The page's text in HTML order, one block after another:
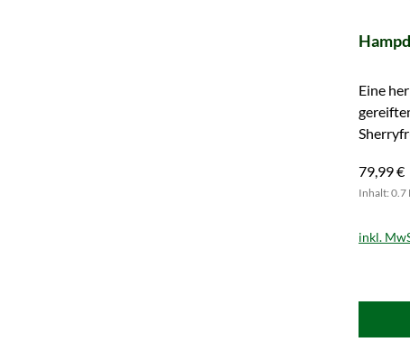
Eine
79,99 €
Inhalt: 0.7
inkl.